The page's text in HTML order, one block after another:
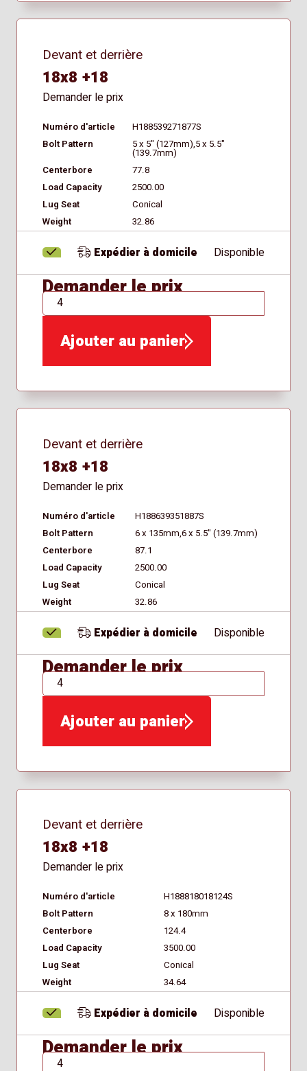
Devant et derrière
18x8 +18
Demander le prix
Numéro d'article
H188539271877S
Bolt Pattern
5 x 5" (127mm),5 x 5.5"
(139.7mm)
Centerbore
77.8
Load Capacity
2500.00
Lug Seat
Conical
Weight
32.86
Expédier à domicile Disponible
Demander le prix
QTÉ
Ajouter au panier
Devant et derrière
18x8 +18
Demander le prix
Numéro d'article
H188639351887S
Bolt Pattern
6 x 135mm,6 x 5.5" (139.7mm)
Centerbore
87.1
Load Capacity
2500.00
Lug Seat
Conical
Weight
32.86
Expédier à domicile Disponible
Demander le prix
QTÉ
Ajouter au panier
Devant et derrière
18x8 +18
Demander le prix
Numéro d'article
H188818018124S
Bolt Pattern
8 x 180mm
Centerbore
124.4
Load Capacity
3500.00
Lug Seat
Conical
Weight
34.64
Expédier à domicile Disponible
Demander le prix